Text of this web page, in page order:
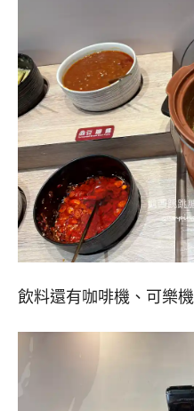
飲料還有咖啡機、可樂